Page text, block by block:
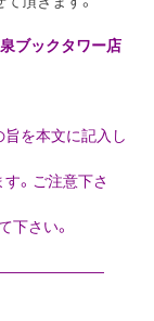
ブックタワー店
旨を本⽂に記⼊し
。ご注意下さ
下さい。